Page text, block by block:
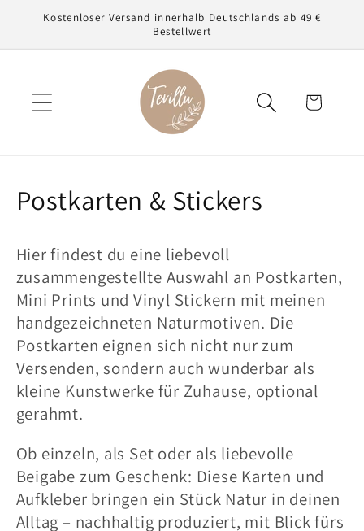
zum
Kostenloser Versand innerhalb Deutschlands ab 49 €
Bestellwert
Warenkorb
K
t
e
g
o
r
e
:
Postkarten & Stickers
Hier findest du eine liebevoll
zusammengestellte Auswahl an Postkarten,
Mini Prints und Vinyl Stickern mit meinen
handgezeichneten Naturmotiven. Die
Postkarten eignen sich nicht nur zum
Versenden, sondern auch wunderbar als
kleine Kunstwerke für Zuhause, optional
gerahmt.
Ob einzeln, als Set oder als liebevolle
Beigabe zum Geschenk: Diese Karten und
Aufkleber bringen ein Stück Natur in deinen
Alltag – nachhaltig produziert, mit Blick fürs